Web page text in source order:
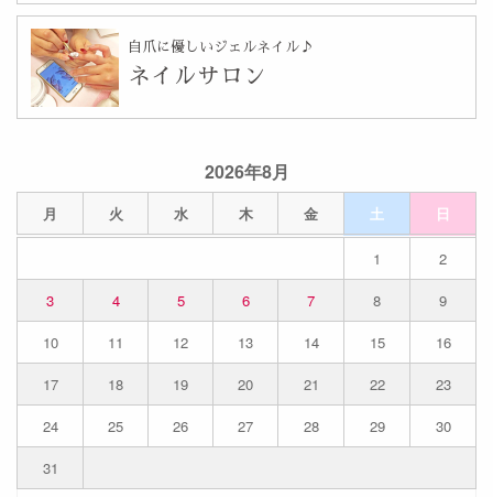
2026年8月
月 火 水 木 金 土 日
1
2
3
4 5 6 7 8
9
10
11 12 13 14 15
16
17
18 19 20 21 22
23
24
25 26 27 28 29
30
31
自爪に優しいジェルネイル♪
ネイルサロン